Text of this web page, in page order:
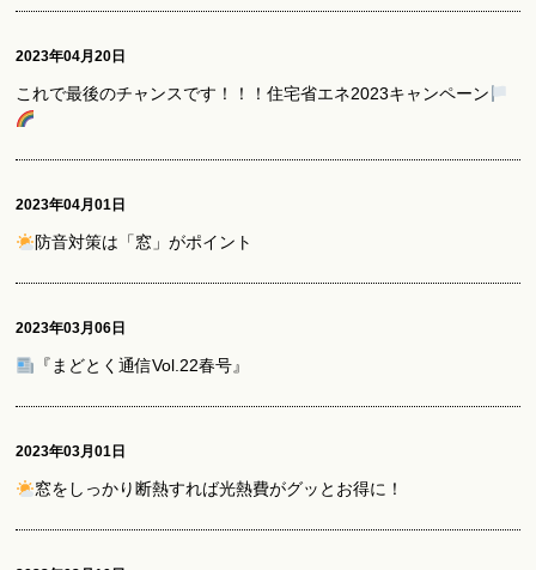
2023年04月20日
これで最後のチャンスです！！！住宅省エネ2023キャンペーン
2023年04月01日
防音対策は「窓」がポイント
2023年03月06日
『まどとく通信Vol.22春号』
2023年03月01日
窓をしっかり断熱すれば光熱費がグッとお得に！